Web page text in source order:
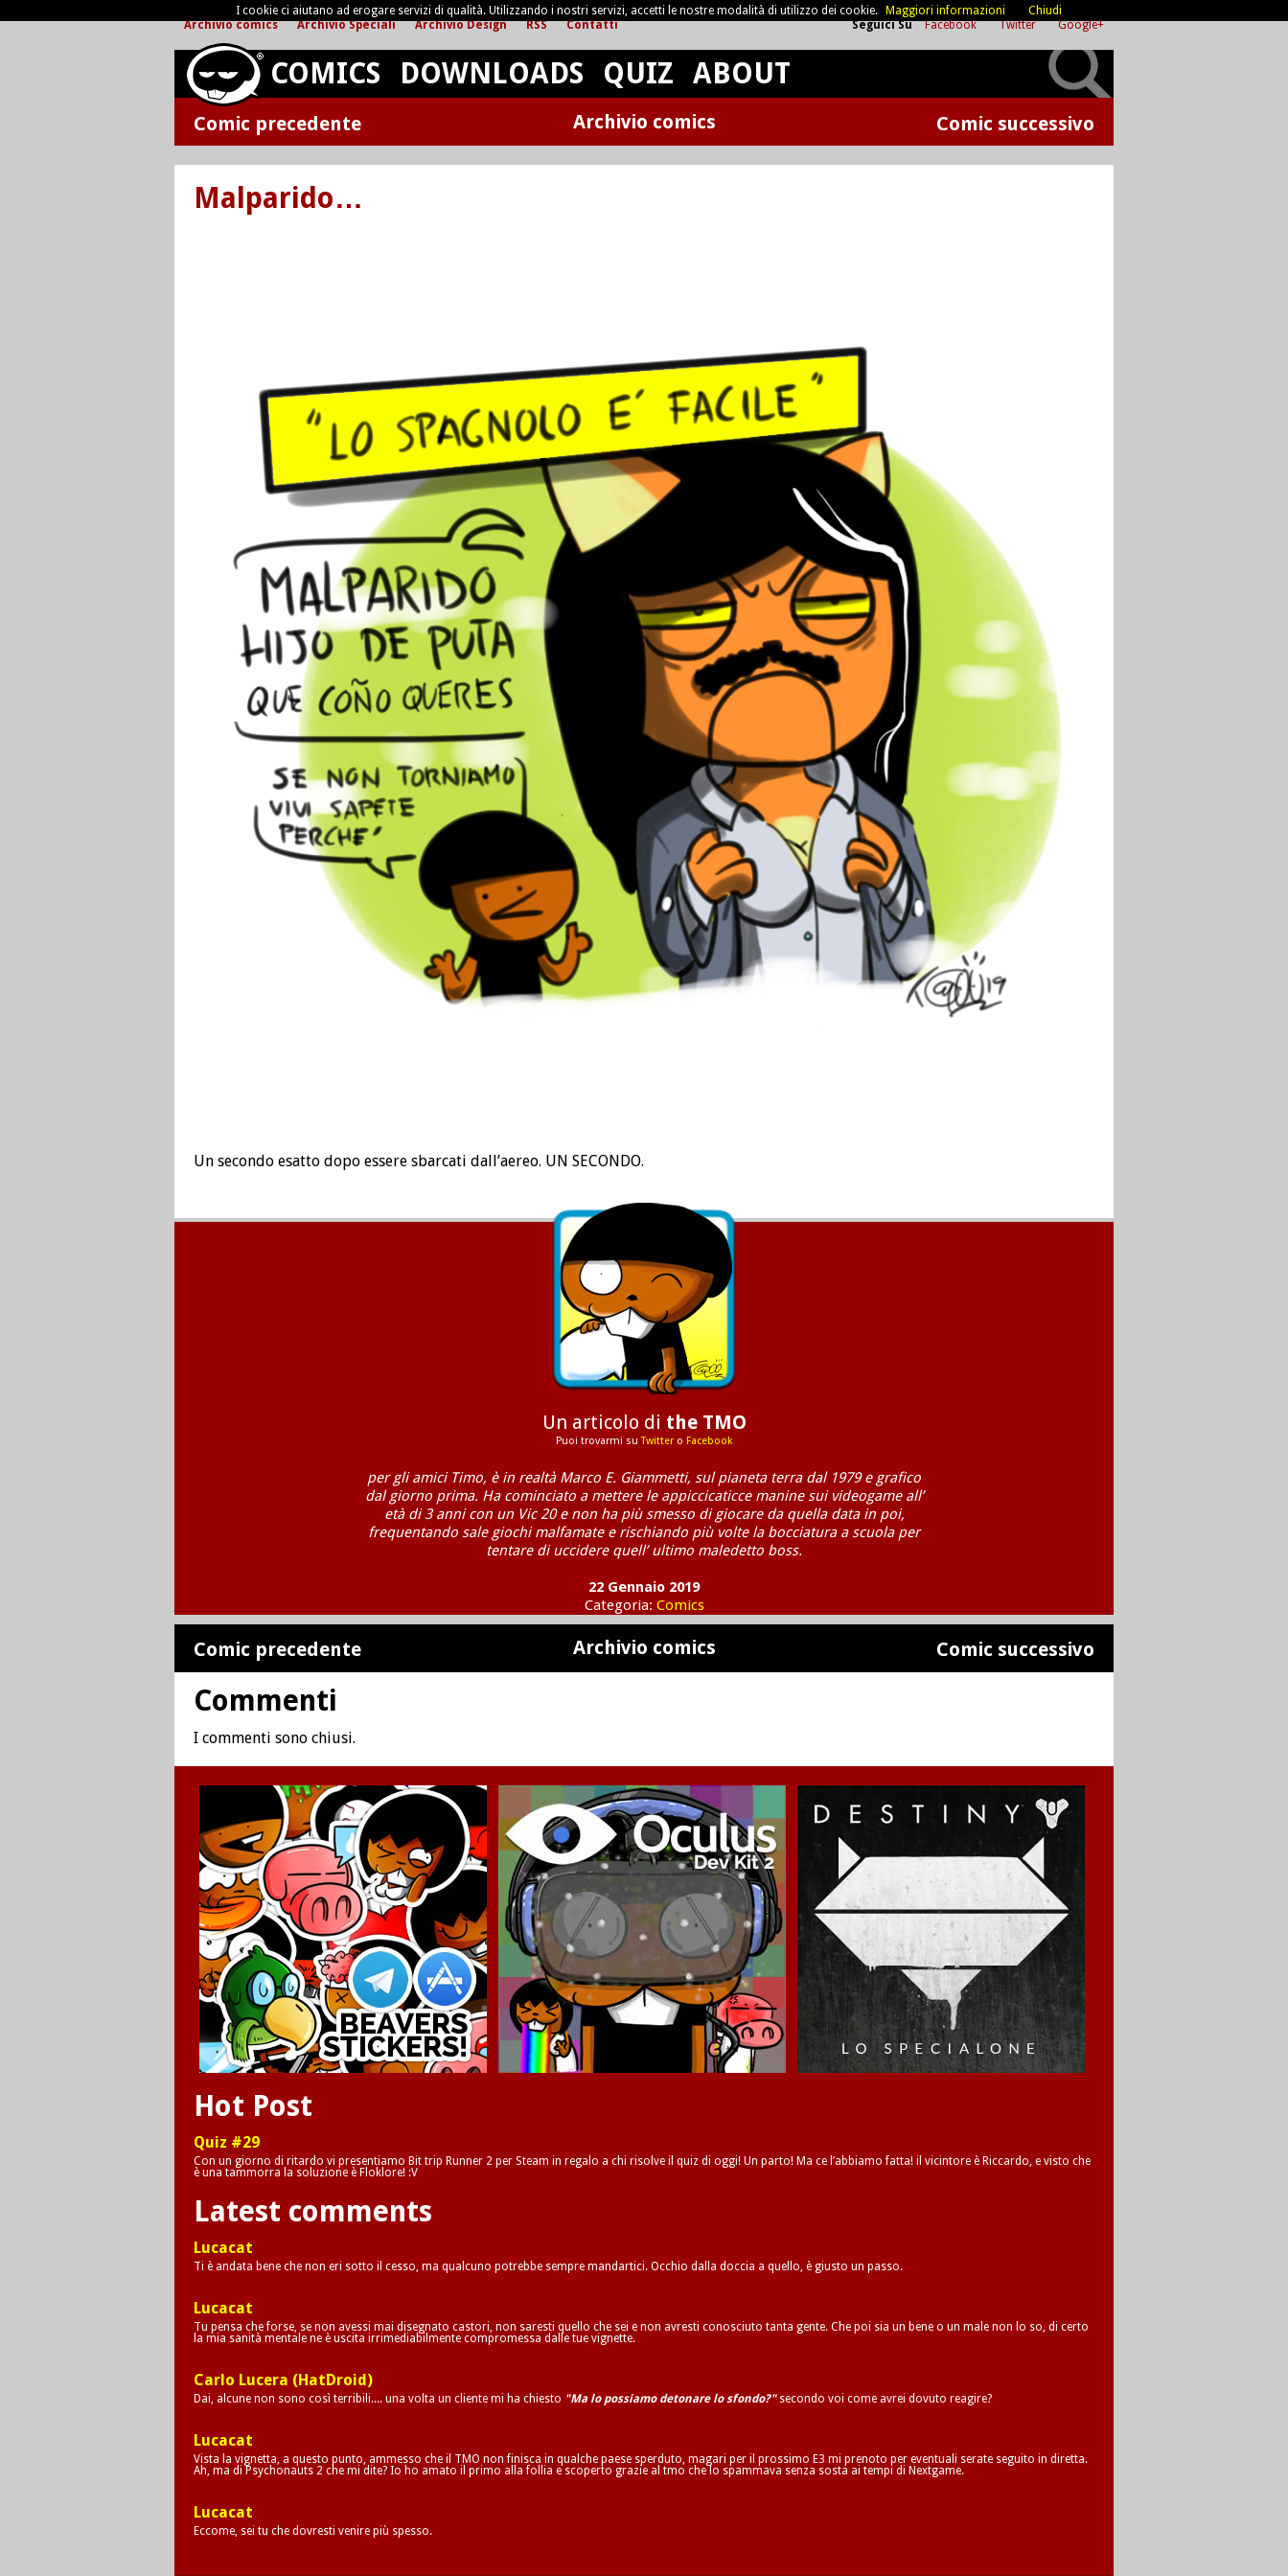
Seguici Su Facebook Twitter Google+
Archivio comics Archivio Speciali Archivio Design RSS Contatti
COMICS DOWNLOADS QUIZ ABOUT
Comic precedente Archivio comics Comic successivo
Malparido…
Un secondo esatto dopo essere sbarcati dall’aereo. UN SECONDO.
Un articolo di the TMO
Puoi trovarmi suTwittero Facebook
per gli amici Timo, è in realtà Marco E. Giammetti, sul pianeta terra dal 1979 e grafico
dal giorno prima. Ha cominciato a mettere le appiccicaticce manine sui videogame all’
età di 3 anni con un Vic 20 e non ha più smesso di giocare da quella data in poi,
frequentando sale giochi malfamate e rischiando più volte la bocciatura a scuola per
tentare di uccidere quell’ ultimo maledetto boss.
22 Gennaio 2019
Categoria: Comics
Comic precedente Archivio comics Comic successivo
Commenti
I commenti sono chiusi.
Hot Post
Quiz #29
Con un giorno di ritardo vi presentiamo Bit trip Runner 2 per Steam in regalo a chi risolve il quiz di oggi! Un parto! Ma ce l’abbiamo fatta! il vicintore è Riccardo, e visto che
è una tammorra la soluzione è Floklore! :V
Latest comments
Lucacat
Ti è andata bene che non eri sotto il cesso, ma qualcuno potrebbe sempre mandartici. Occhio dalla doccia a quello, è giusto un passo.
Lucacat
Tu pensa che forse, se non avessi mai disegnato castori, non saresti quello che sei e non avresti conosciuto tanta gente. Che poi sia un bene o un male non lo so, di certo
la mia sanità mentale ne è uscita irrimediabilmente compromessa dalle tue vignette.
Carlo Lucera (HatDroid)
Dai, alcune non sono così terribili.... una volta un cliente mi ha chiesto "Ma lo possiamo detonare lo sfondo?"secondo voi come avrei dovuto reagire?
Lucacat
Vista la vignetta, a questo punto, ammesso che il TMO non finisca in qualche paese sperduto, magari per il prossimo E3 mi prenoto per eventuali serate seguito in diretta.
Ah, ma di Psychonauts 2 che mi dite? Io ho amato il primo alla follia e scoperto grazie al tmo che lo spammava senza sosta ai tempi di Nextgame.
Lucacat
Eccome, sei tu che dovresti venire più spesso.
I cookie ci aiutano ad erogare servizi di qualità. Utilizzando i nostri servizi, accetti le nostre modalità di utilizzo dei cookie. Maggiori informazioni Chiudi